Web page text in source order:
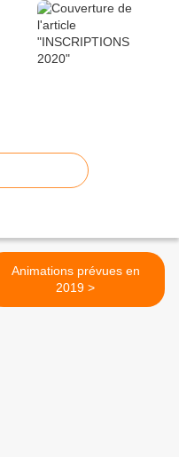
Animations prévues en
2019 >